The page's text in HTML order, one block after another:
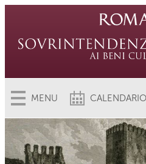
MENU CALENDARIO